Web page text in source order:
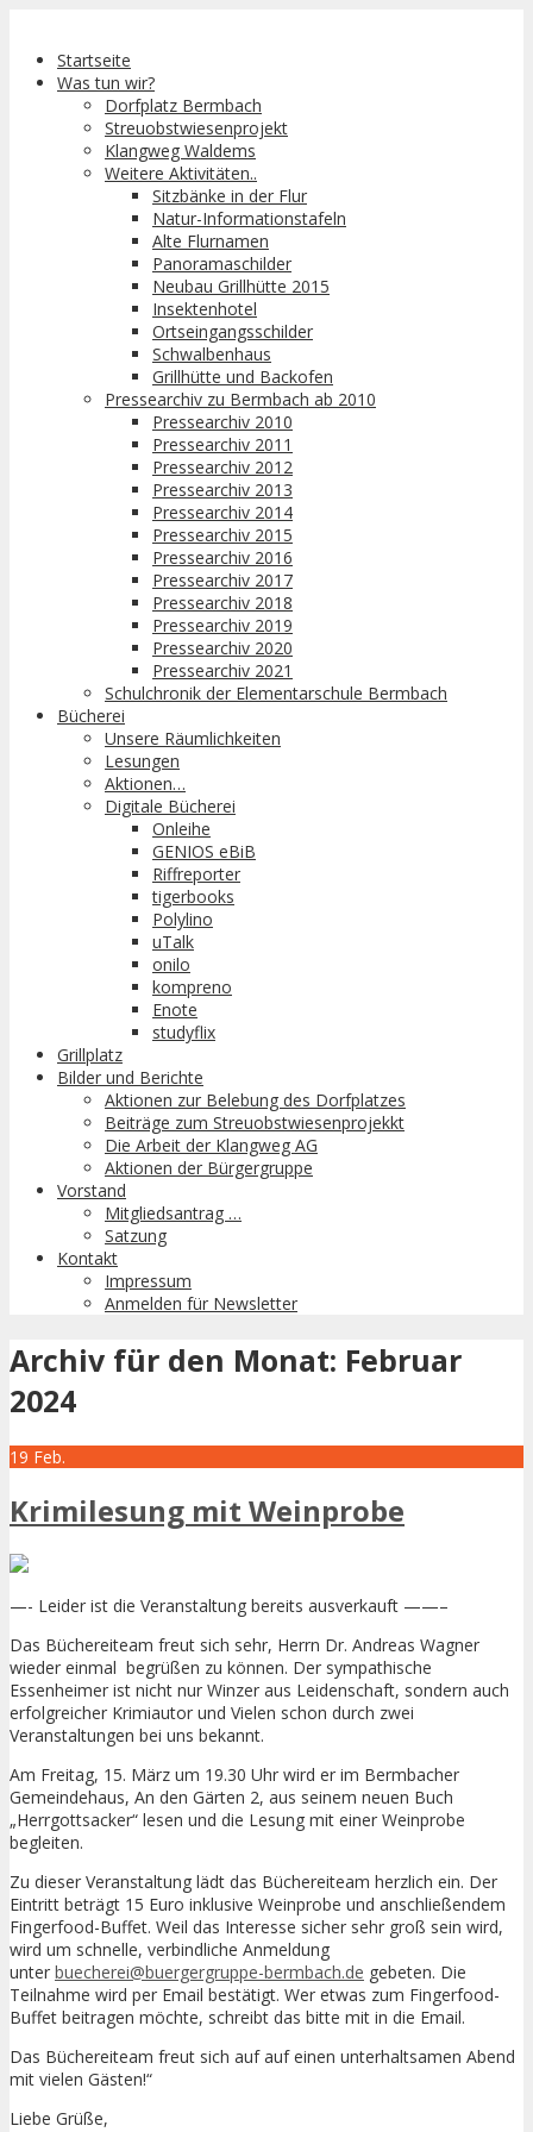
Startseite
Was tun wir?
Dorfplatz Bermbach
Streuobstwiesenprojekt
Klangweg Waldems
Weitere Aktivitäten..
Sitzbänke in der Flur
Natur-Informationstafeln
Alte Flurnamen
Panoramaschilder
Neubau Grillhütte 2015
Insektenhotel
Ortseingangsschilder
Schwalbenhaus
Grillhütte und Backofen
Pressearchiv zu Bermbach ab 2010
Pressearchiv 2010
Pressearchiv 2011
Pressearchiv 2012
Pressearchiv 2013
Pressearchiv 2014
Pressearchiv 2015
Pressearchiv 2016
Pressearchiv 2017
Pressearchiv 2018
Pressearchiv 2019
Pressearchiv 2020
Pressearchiv 2021
Schulchronik der Elementarschule Bermbach
Bücherei
Unsere Räumlichkeiten
Lesungen
Aktionen…
Digitale Bücherei
Onleihe
GENIOS eBiB
Riffreporter
tigerbooks
Polylino
uTalk
onilo
kompreno
Enote
studyflix
Grillplatz
Bilder und Berichte
Aktionen zur Belebung des Dorfplatzes
Beiträge zum Streuobstwiesenprojekkt
Die Arbeit der Klangweg AG
Aktionen der Bürgergruppe
Vorstand
Mitgliedsantrag …
Satzung
Kontakt
Impressum
Anmelden für Newsletter
Archiv für den Monat: Februar
2024
19 Feb.
Krimilesung mit Weinprobe
—- Leider ist die Veranstaltung bereits ausverkauft ——–
Das Büchereiteam freut sich sehr, Herrn Dr. Andreas Wagner
wieder einmal begrüßen zu können. Der sympathische
Essenheimer ist nicht nur Winzer aus Leidenschaft, sondern auch
erfolgreicher Krimiautor und Vielen schon durch zwei
Veranstaltungen bei uns bekannt.
Am Freitag, 15. März um 19.30 Uhr wird er im Bermbacher
Gemeindehaus, An den Gärten 2, aus seinem neuen Buch
„Herrgottsacker“ lesen und die Lesung mit einer Weinprobe
begleiten.
Zu dieser Veranstaltung lädt das Büchereiteam herzlich ein. Der
Eintritt beträgt 15 Euro inklusive Weinprobe und anschließendem
Fingerfood-Buffet. Weil das Interesse sicher sehr groß sein wird,
wird um schnelle, verbindliche Anmeldung
unter buecherei@buergergruppe-bermbach.de gebeten. Die
Teilnahme wird per Email bestätigt. Wer etwas zum Fingerfood-
Buffet beitragen möchte, schreibt das bitte mit in die Email.
Das Büchereiteam freut sich auf auf einen unterhaltsamen Abend
mit vielen Gästen!“
Liebe Grüße,